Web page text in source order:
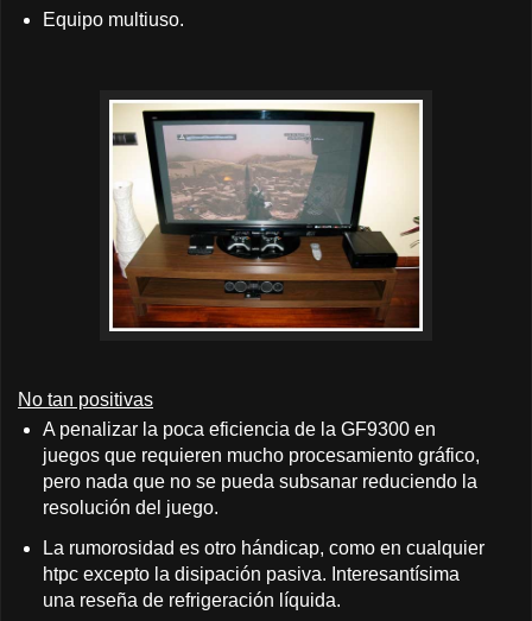
Equipo multiuso.
No tan positivas
A penalizar la poca eficiencia de la GF9300 en
juegos que requieren mucho procesamiento gráfico,
pero nada que no se pueda subsanar reduciendo la
resolución del juego.
La rumorosidad es otro hándicap, como en cualquier
htpc excepto la disipación pasiva. Interesantísima
una reseña de refrigeración líquida.